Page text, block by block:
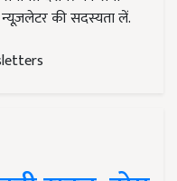
की सदस्यता लें.